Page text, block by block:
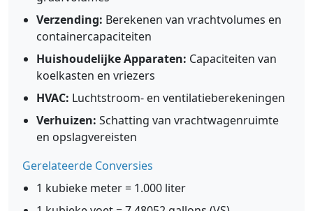
Verzending: Berekenen van vrachtvolumes en
containercapaciteiten
Huishoudelijke Apparaten: Capaciteiten van
koelkasten en vriezers
HVAC: Luchtstroom- en ventilatieberekeningen
Verhuizen: Schatting van vrachtwagenruimte
en opslagvereisten
Gerelateerde Conversies
1 kubieke meter = 1.000 liter